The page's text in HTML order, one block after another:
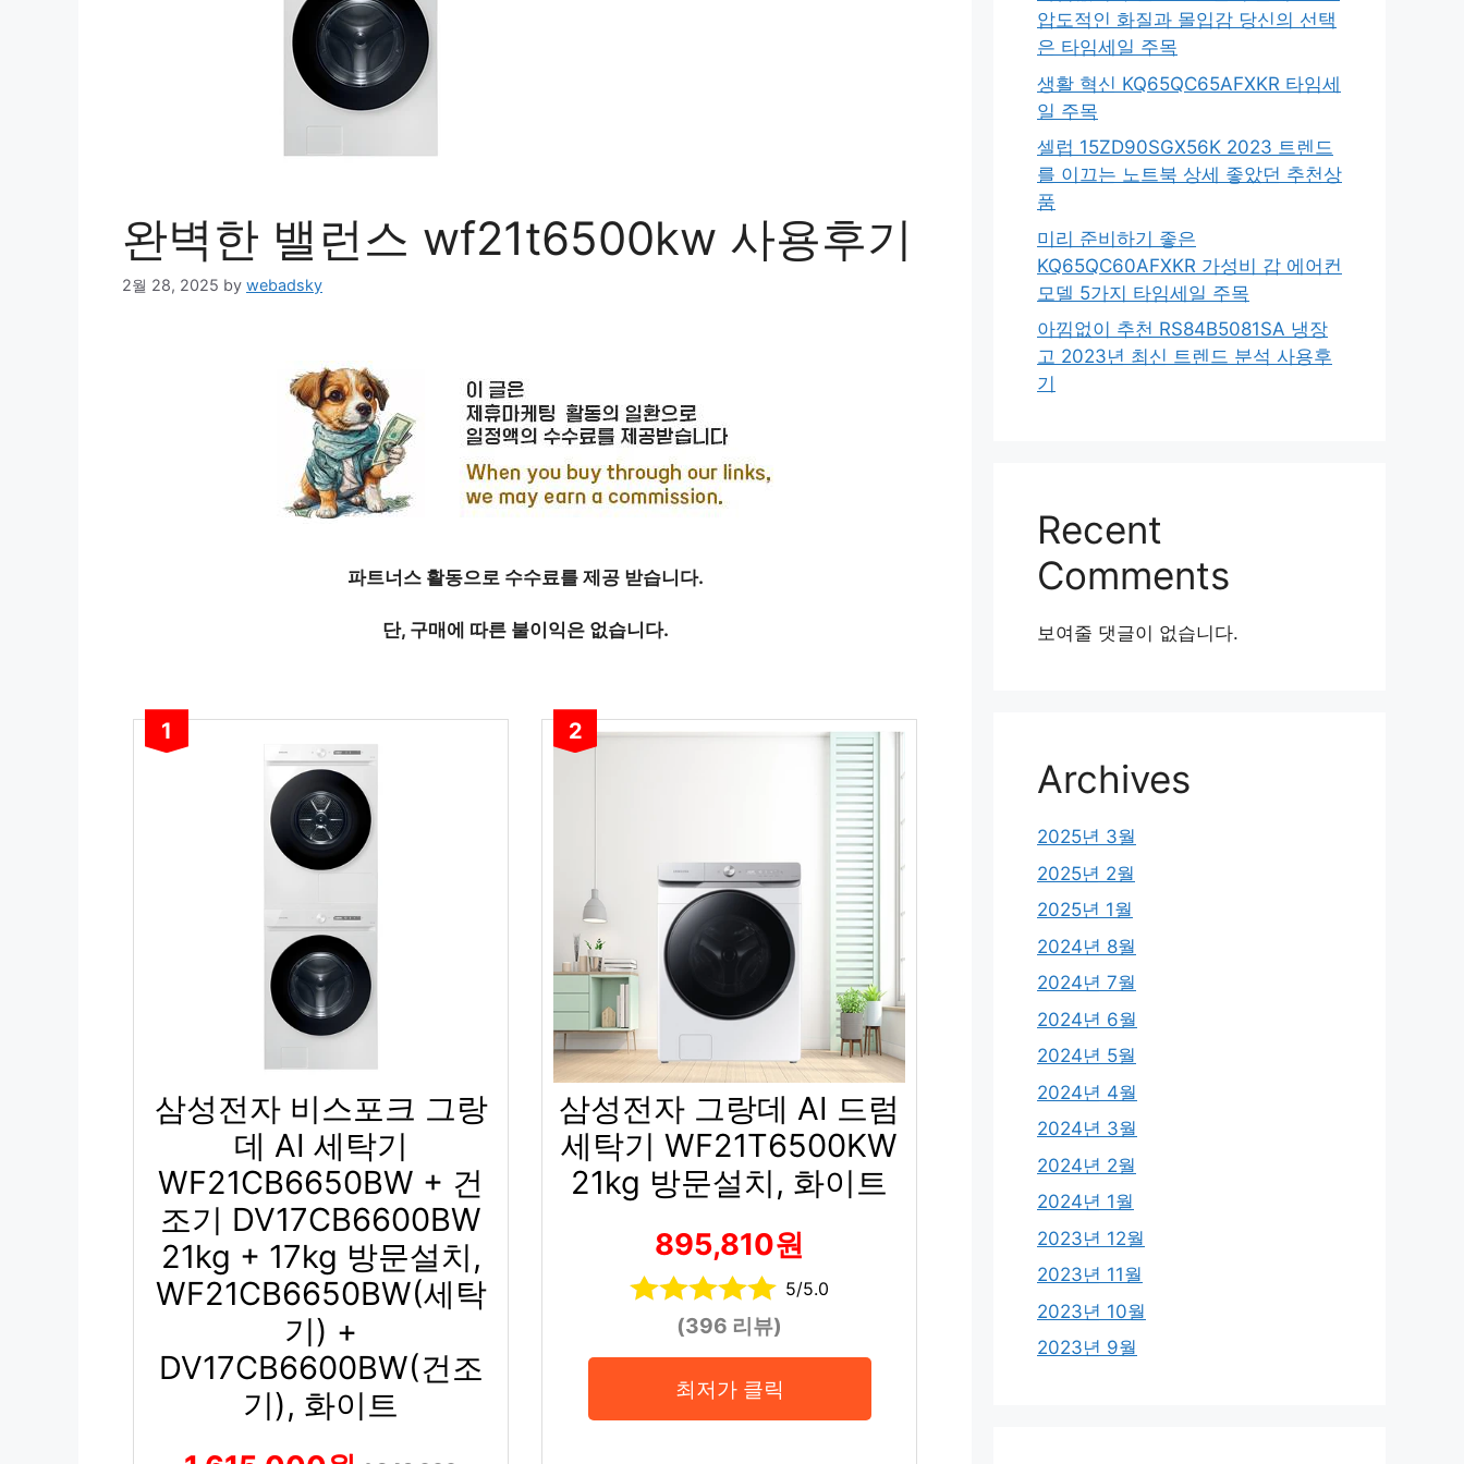
완벽한 밸런스 wf21t6500kw 사용후기
2월 28, 2025 by webadsky
파트너스 활동으로 수수료를 제공 받습니다.
단, 구매에 따른 불이익은 없습니다.
1
삼성전자 비스포크 그랑
데 AI 세탁기
WF21CB6650BW + 건
조기 DV17CB6600BW
21kg + 17kg 방문설치,
WF21CB6650BW(세탁
기) +
DV17CB6600BW(건조
기), 화이트
2
삼성전자 그랑데 AI 드럼
세탁기 WF21T6500KW
21kg 방문설치, 화이트
895,810원
5/5.0
(396 리뷰)
최저가 클릭
압도적인 화질과 몰입감 당신의 선택
은 타임세일 주목
생활 혁신 KQ65QC65AFXKR 타임세
일 주목
셀럽 15ZD90SGX56K 2023 트렌드
를 이끄는 노트북 상세 좋았던 추천상
품
미리 준비하기 좋은
KQ65QC60AFXKR 가성비 갑 에어컨
모델 5가지 타임세일 주목
아낌없이 추천 RS84B5081SA 냉장
고 2023년 최신 트렌드 분석 사용후
기
Recent
Comments
보여줄 댓글이 없습니다.
Archives
2025년 3월
2025년 2월
2025년 1월
2024년 8월
2024년 7월
2024년 6월
2024년 5월
2024년 4월
2024년 3월
2024년 2월
2024년 1월
2023년 12월
2023년 11월
2023년 10월
2023년 9월